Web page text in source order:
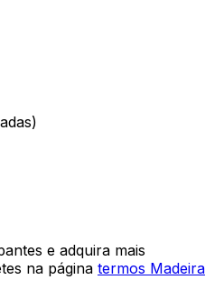
e adquira mais
na página termos Madeira